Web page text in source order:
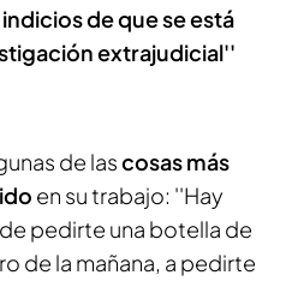
de que se está
extrajudicial''
de lascosas más
en su trabajo: ''Hay
pedirte una botella de
de la mañana, a pedirte